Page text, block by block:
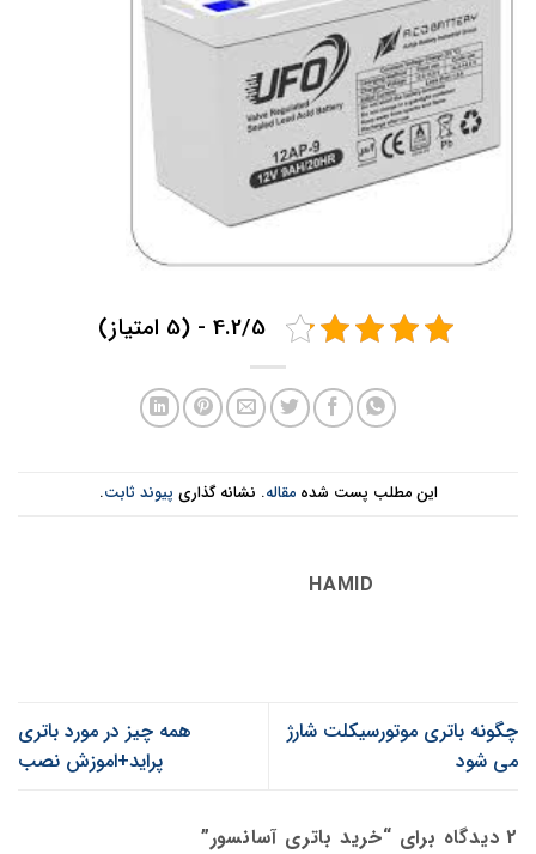
4.2/5 - (5 امتیاز)
این مطلب پست شدهمقاله. نشانه گذاری پیوند ثابت.
HAMID
چگونه باتری موتورسیکلت شارژ
می شود
همه چیز در مورد باتری
پراید+اموزش نصب
2 دیدگاه برای “ خرید باتری آسانسور”